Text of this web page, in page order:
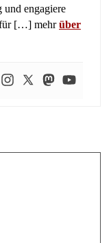
und engagiere
für […] mehrüber